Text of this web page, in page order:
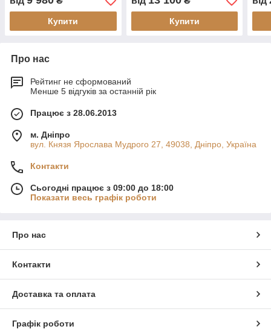
Купити Купити
Про нас
Рейтинг не сформований
Менше 5 відгуків за останній рік
Працює з 28.06.2013
м. Дніпро
вул. Князя Ярослава Мудрого 27, 49038, Дніпро, Україна
Контакти
Сьогодні працює з 09:00 до 18:00
Показати весь графік роботи
Про нас
Контакти
Доставка та оплата
Графік роботи